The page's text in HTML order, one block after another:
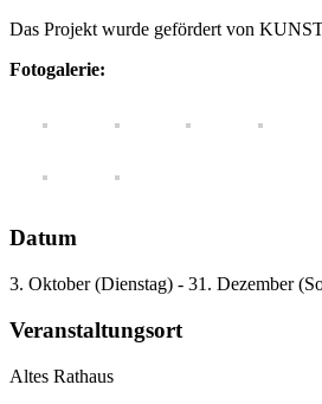
Das Projekt wurde gefördert von
Fotogalerie:
Datum
3. Oktober (Dienstag) - 31. Dezember
Veranstaltungsort
Altes Rathaus